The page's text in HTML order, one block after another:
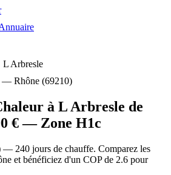
L Arbresle
— Rhône (69210)
à L Arbresle de
€ — Zone H1c
240 jours de chauffe. Comparez les
et bénéficiez d'un COP de 2.6 pour